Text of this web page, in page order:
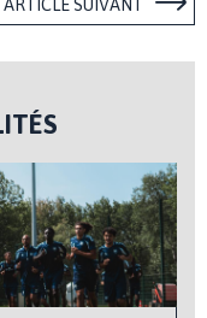
ARTICLE SUIVANT